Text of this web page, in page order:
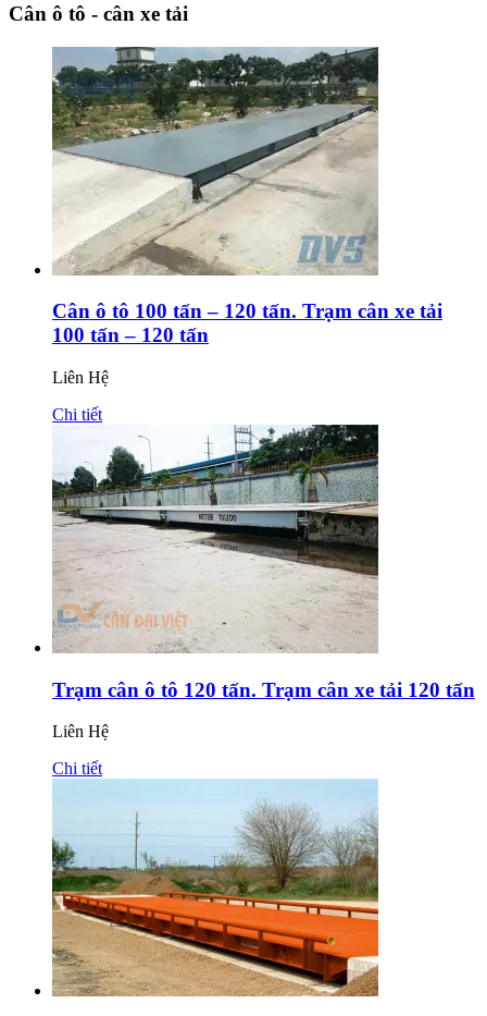
Cân ô tô - cân xe tải
Cân ô tô 100 tấn – 120 tấn. Trạm cân xe tải
100 tấn – 120 tấn
Liên Hệ
Chi tiết
Trạm cân ô tô 120 tấn. Trạm cân xe tải 120 tấn
Liên Hệ
Chi tiết